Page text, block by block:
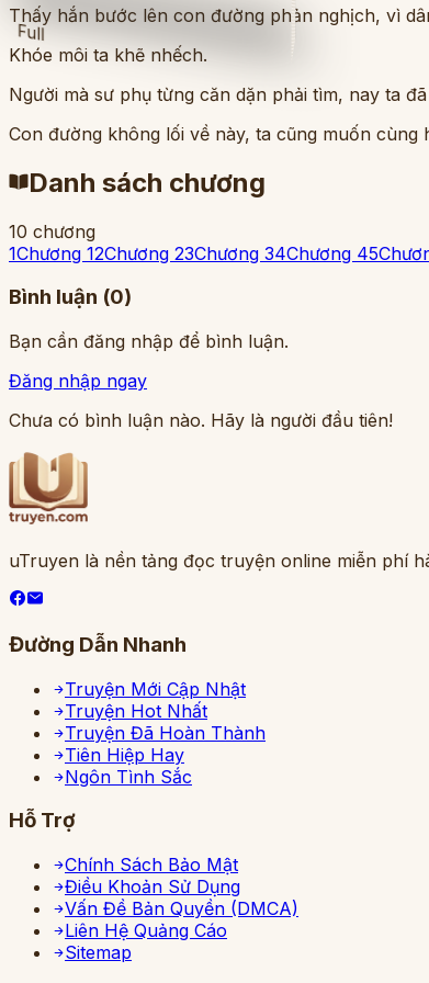
Full
Thấy hắn bước lên con đường phản nghịch, vì
Khóe môi ta khẽ nhếch.
Người mà sư phụ từng căn dặn phải tìm, nay ta
Con đường không lối về này, ta cũng muốn cùng
Danh sách chương
10 chương
1Chương 12Chương 23Chương 34Chương 45
Bình luận (0)
Bạn cần đăng nhập để bình luận.
Đăng nhập ngay
Chưa có bình luận nào. Hãy là người đầu tiên!
uTruyen là nền tảng đọc truyện online miễn phí
Đường Dẫn Nhanh
Truyện Mới Cập Nhật
Truyện Hot Nhất
Truyện Đã Hoàn Thành
Tiên Hiệp Hay
Ngôn Tình Sắc
Hỗ Trợ
Chính Sách Bảo Mật
Điều Khoản Sử Dụng
Vấn Đề Bản Quyền (DMCA)
Liên Hệ Quảng Cáo
Sitemap